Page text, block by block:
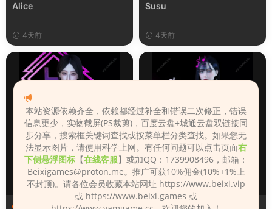
Alice
4天前
Susu
4天前
人物（Looks） 人物（Looks）
本站资源依赖齐全，依赖都经过补全和错误二次修正，错误
信息更少，实物截屏(PS裁剪)，百度云盘+城通云盘双链接同
步分享，搜索框关键词查找或按菜单栏分类查找。如果您无
法显示图片，请使用科学上网。有任何问题可以点击页面右
下侧悬浮图标 【在线客服】或加QQ：1739908496，邮箱：
Beixigames@proton.me。推广可获10%佣金(10%+1%上
不封顶)。请各位会员收藏本站网址 https://www.beixi.vip
或 https://www.beixi.games 或